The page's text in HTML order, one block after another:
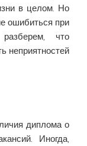
в целом. Но
ошибиться при
что
неприятностей
диплома о
Иногда,